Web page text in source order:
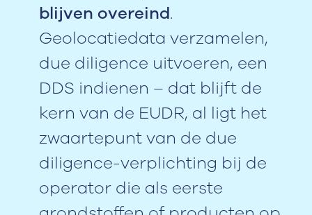
blijven overeind.
Geolocatiedata verzamelen,
due diligence uitvoeren, een
DDS indienen – dat blijft de
kern van de EUDR, al ligt het
zwaartepunt van de due
diligence-verplichting bij de
operator die als eerste